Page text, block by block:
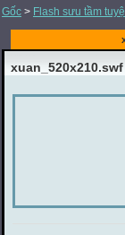
Gốc > Flash sưu tầm
xuan_520x210.swf